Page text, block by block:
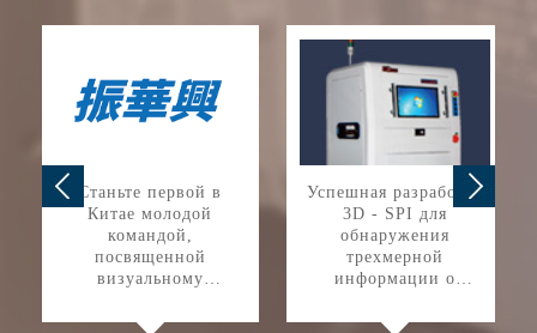
Станьте первой в
Китае молодой
командой,
посвященной
визуальному
оборудованию AOI,
Успешная разработка
3D - SPI для
обнаружения
трехмерной
информации о
красном клее с